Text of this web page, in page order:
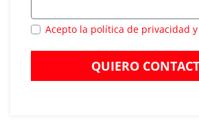
Acepto la política de privacidad y
QUIERO